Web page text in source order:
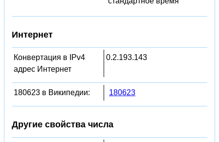
Интернет
Конвертация в IPv4
адрес Интернет
0.2.193.143
180623 в Википедии: 180623
Другие свойства числа